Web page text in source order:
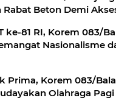
Rabat Beton Demi
ke-81 RI, Korem 083/
Nasionalisme
Prima, Korem 083/
Olahraga Pagi